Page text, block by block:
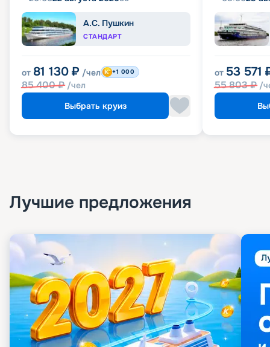
А.С. Пушкин
СТАНДАРТ
от 81 130 ₽ /чел
85 400₽ /чел
+1 000
Выбрать круиз
от 53 571
55 803₽ /
Лучшие предложения